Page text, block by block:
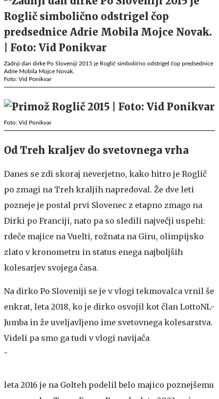
Zadnji dan dirke Po Sloveniji 2015 je Roglič simbolično odstrigel čop predsednice
Adrie Mobila Mojce Novak.
Foto: Vid Ponikvar
Foto: Vid Ponikvar
Od Treh kraljev do svetovnega vrha
Danes se zdi skoraj neverjetno, kako hitro je Roglič
po zmagi na Treh kraljih napredoval. Že dve leti
pozneje je postal prvi Slovenec z etapno zmago na
Dirki po Franciji, nato pa so sledili največji uspehi:
rdeče majice na Vuelti, rožnata na Giru, olimpijsko
zlato v kronometru in status enega najboljših
kolesarjev svojega časa.
Na dirko Po Sloveniji se je v vlogi tekmovalca vrnil še
enkrat, leta 2018, ko je dirko osvojil kot član LottoNL-
Jumba in že uveljavljeno ime svetovnega kolesarstva.
Videli pa smo ga tudi v vlogi navijača
–
leta 2016 je na Golteh podelil belo majico poznejšemu